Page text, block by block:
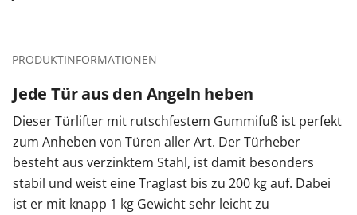
PRODUKTINFORMATIONEN
Jede Tür aus den Angeln heben
Dieser Türlifter mit rutschfestem Gummifuß ist perfekt
zum Anheben von Türen aller Art. Der Türheber
besteht aus verzinktem Stahl, ist damit besonders
stabil und weist eine Traglast bis zu 200 kg auf. Dabei
ist er mit knapp 1 kg Gewicht sehr leicht zu